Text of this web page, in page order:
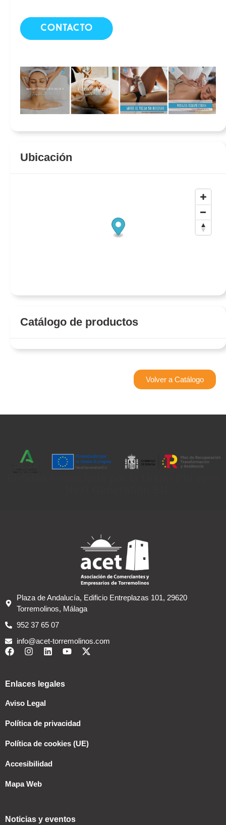
Ubicación
Catálogo de productos
Volver a Catálogo
Plaza de Andalucía, Edificio Entreplazas 101, 29620
Torremolinos, Málaga
952 37 65 07
info@acet-torremolinos.com
Enlaces legales
Aviso Legal
Política de privacidad
Política de cookies (UE)
Accesibilidad
Mapa Web
Noticias y eventos